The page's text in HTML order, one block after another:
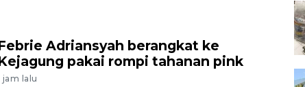
Adriansyah berangkat ke
pakai rompi tahanan pink
jam lalu